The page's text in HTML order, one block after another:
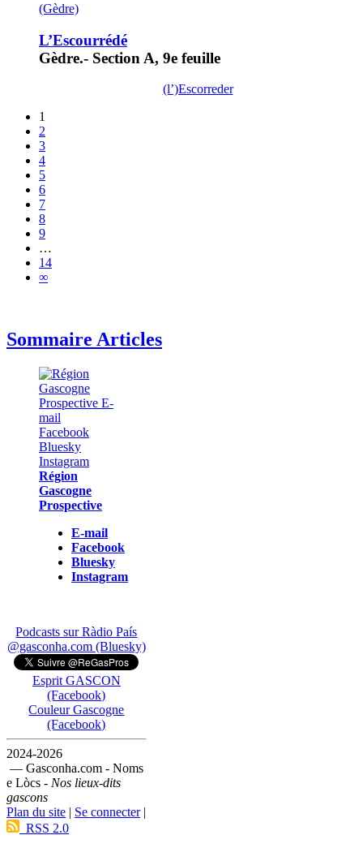
(Gèdre)
L’Escourrédé
Gèdre.- Section A, 9e feuille
(l’)Escorreder
1
2
3
4
5
6
7
8
9
…
14
∞
Sommaire Articles
Région
Gascogne
Prospective
E-mail
Facebook
Bluesky
Instagram
Podcasts sur Ràdio País
@gasconha.com (Bluesky)
Esprit GASCON
(Facebook)
Couleur Gascogne
(Facebook)
2024-2026
— Gasconha.com - Noms
e Lòcs - Nos lieux-dits
gascons
Plan du site | Se connecter|
RSS 2.0